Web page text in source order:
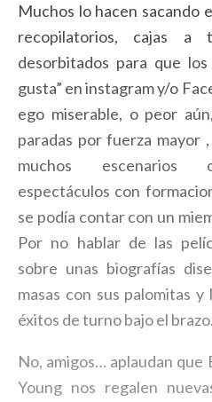
Muchos lo hacen sacando
recopilatorios, cajas
desorbitados para que
gusta” en instagram y/o
ego miserable, o peor
paradas por fuerza mayor
muchos escenarios
espectáculos con
se podía contar con un
Por no hablar de las
sobre unas biografías
masas con sus palomitas
éxitos de turno bajo el brazo.
No, amigos… aplaudan
Young nos regalen